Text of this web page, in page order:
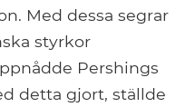
Med dessa segrar
styrkor
Pershings
detta gjort, ställde